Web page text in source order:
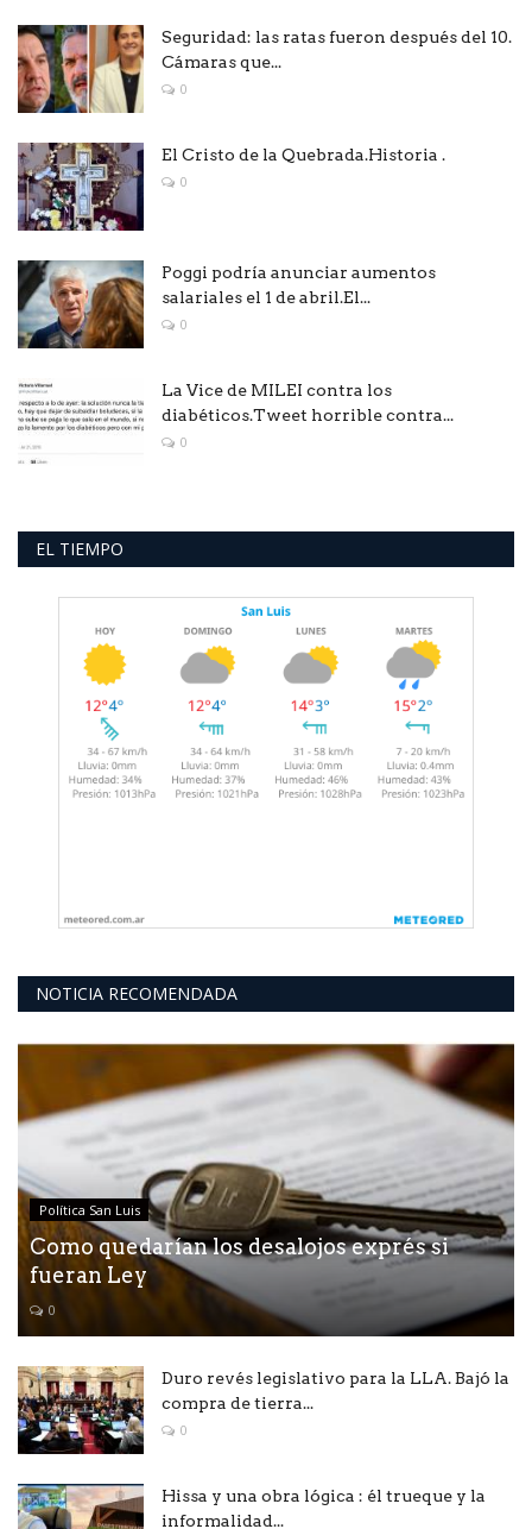
Seguridad: las ratas fueron después del 10.
Cámaras que...
0
El Cristo de la Quebrada.Historia .
0
Poggi podría anunciar aumentos
salariales el 1 de abril.El...
0
La Vice de MILEI contra los
diabéticos.Tweet horrible contra...
0
EL TIEMPO
NOTICIA RECOMENDADA
Política San Luis
Como quedarían los desalojos exprés si
fueran Ley
0
Duro revés legislativo para la LLA. Bajó la
compra de tierra...
0
Hissa y una obra lógica : él trueque y la
informalidad...